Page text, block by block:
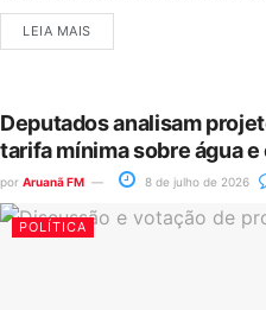
LEIA MAIS
Deputados analisam
tarifa mínima sobre água
por Aruanã FM 8 de julho de 2026
POLÍTICA